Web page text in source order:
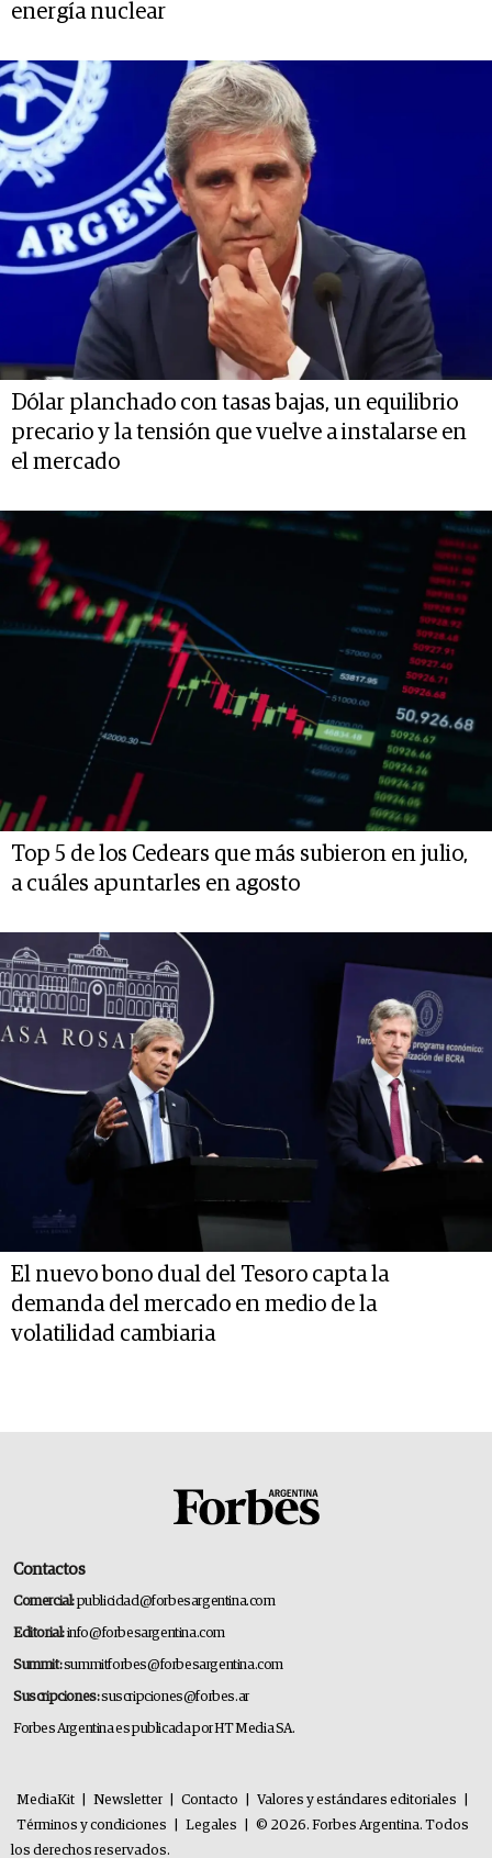
energía nuclear
Dólar planchado con tasas bajas, un equilibrio
precario y la tensión que vuelve a instalarse en
el mercado
Top 5 de los Cedears que más subieron en julio,
a cuáles apuntarles en agosto
El nuevo bono dual del Tesoro capta la
demanda del mercado en medio de la
volatilidad cambiaria
Contactos
Comercial:publicidad@forbesargentina.com
Editorial:info@forbesargentina.com
Summit:summitforbes@forbesargentina.com
Suscripciones:suscripciones@forbes.ar
Forbes Argentina es publicada por HT Media SA.
MediaKit Newsletter Contacto Valores y estándares editoriales
Términos y condiciones
Legales
© 2026. Forbes Argentina. Todos
los derechos reservados.